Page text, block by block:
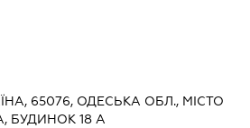
65076, ОДЕСЬКА ОБЛ., МІСТО
БУДИНОК 18 А